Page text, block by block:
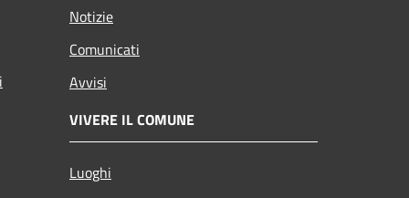
Notizie
Comunicati
Avvisi
VIVERE IL COMUNE
Luoghi